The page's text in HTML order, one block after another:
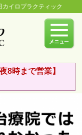
イロプラクティック
8時まで営業】